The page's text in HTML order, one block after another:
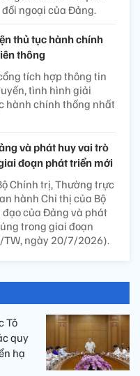
ngoại của Đảng.
thủ tục hành chính
thông
tích hợp thông tin
tình hình giải
hành chính thống nhất
và phát huy vai trò
đoạn phát triển mới
Chính trị, Thường trực
hành Chỉ thị của Bộ
của Đảng và phát
trong giai đoạn
TW, ngày 20/7/2026).
Tô
quy
hạ